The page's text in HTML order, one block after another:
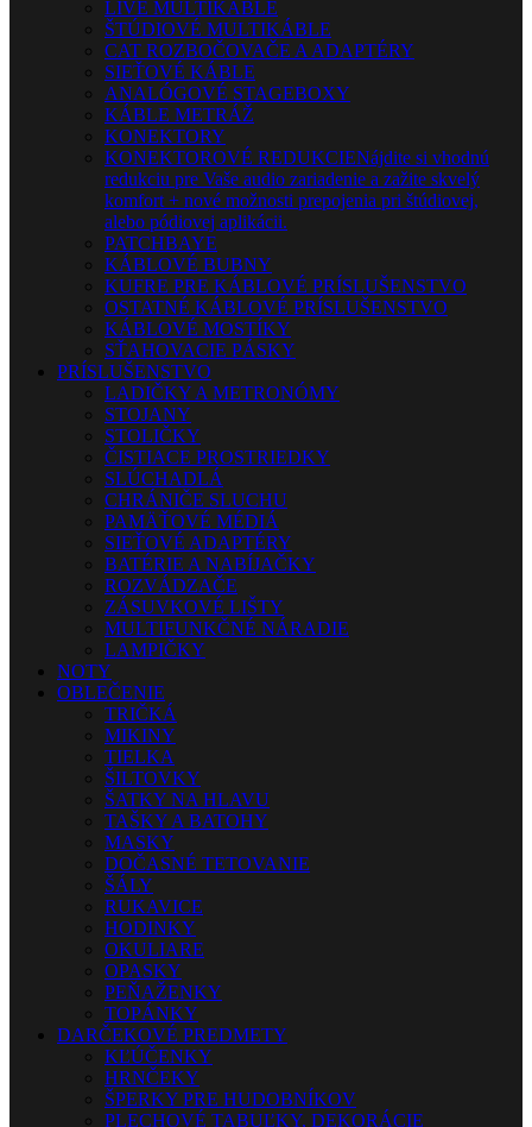
LIVE MULTIKÁBLE
ŠTÚDIOVÉ MULTIKÁBLE
CAT ROZBOČOVAČE A ADAPTÉRY
SIEŤOVÉ KÁBLE
ANALÓGOVÉ STAGEBOXY
KÁBLE METRÁŽ
KONEKTORY
KONEKTOROVÉ REDUKCIENájdite si vhodnú
redukciu pre Vaše audio zariadenie a zažite skvelý
komfort + nové možnosti prepojenia pri štúdiovej,
alebo pódiovej aplikácii.
PATCHBAYE
KÁBLOVÉ BUBNY
KUFRE PRE KÁBLOVÉ PRÍSLUŠENSTVO
OSTATNÉ KÁBLOVÉ PRÍSLUŠENSTVO
KÁBLOVÉ MOSTÍKY
SŤAHOVACIE PÁSKY
PRÍSLUŠENSTVO
LADIČKY A METRONÓMY
STOJANY
STOLIČKY
ČISTIACE PROSTRIEDKY
SLÚCHADLÁ
CHRÁNIČE SLUCHU
PAMÄŤOVÉ MÉDIÁ
SIEŤOVÉ ADAPTÉRY
BATÉRIE A NABÍJAČKY
ROZVÁDZAČE
ZÁSUVKOVÉ LIŠTY
MULTIFUNKČNÉ NÁRADIE
LAMPIČKY
NOTY
OBLEČENIE
TRIČKÁ
MIKINY
TIELKA
ŠILTOVKY
ŠATKY NA HLAVU
TAŠKY A BATOHY
MASKY
DOČASNÉ TETOVANIE
ŠÁLY
RUKAVICE
HODINKY
OKULIARE
OPASKY
PEŇAŽENKY
TOPÁNKY
DARČEKOVÉ PREDMETY
KĽÚČENKY
HRNČEKY
ŠPERKY PRE HUDOBNÍKOV
PLECHOVÉ TABUĽKY, DEKORÁCIE